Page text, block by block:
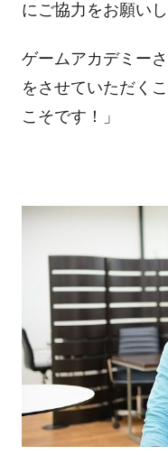
にご協力をお願い
ゲームアカデミー
をさせていただく
こそです！」